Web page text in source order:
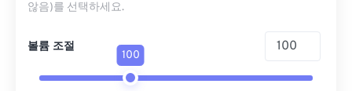
않음)를 선택하세요.
볼륨 조절
100